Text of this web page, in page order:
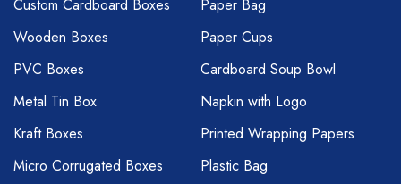
Custom Cardboard Boxes
Wooden Boxes
PVC Boxes
Metal Tin Box
Kraft Boxes
Micro Corrugated Boxes
Paper Bag
Paper Cups
Cardboard Soup Bowl
Napkin with Logo
Printed Wrapping Papers
Plastic Bag